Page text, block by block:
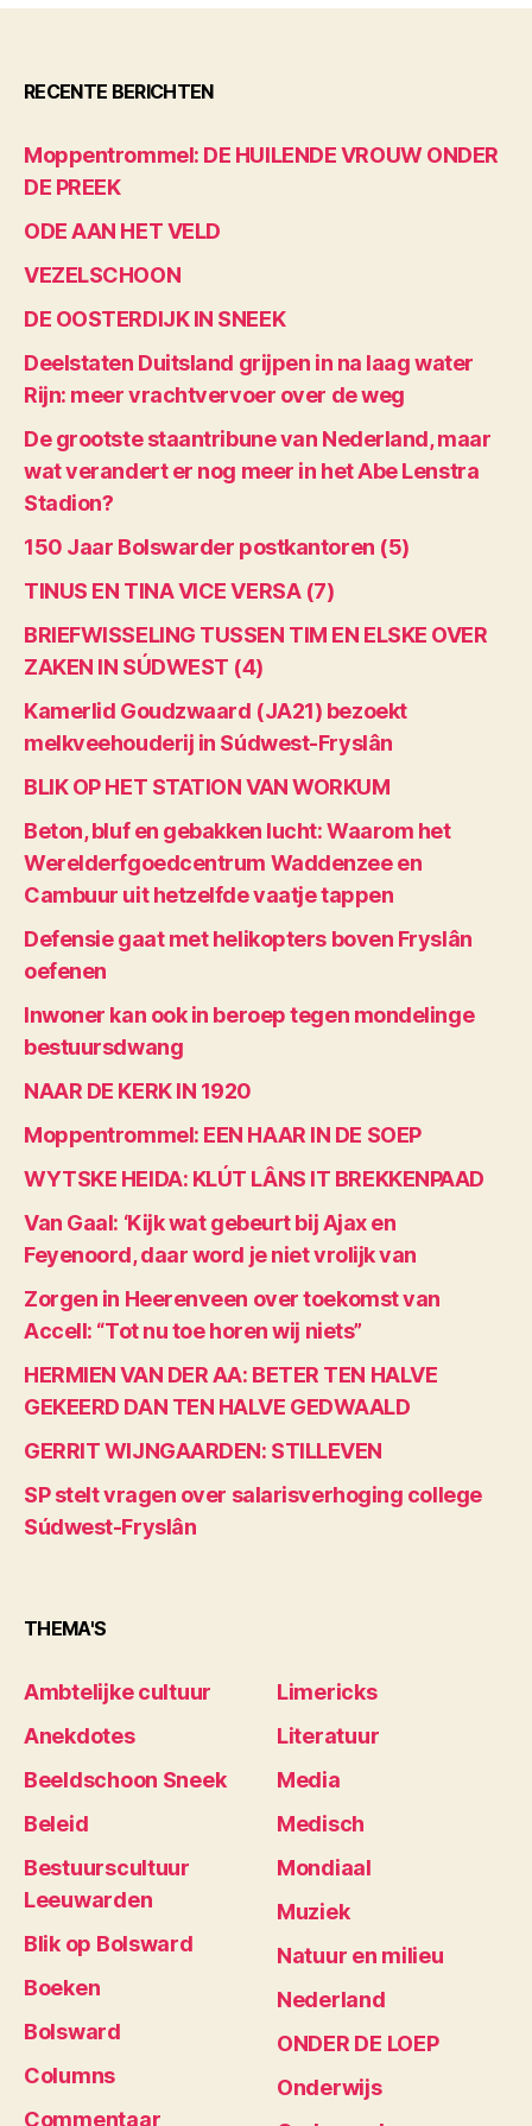
RECENTE BERICHTEN
Moppentrommel: DE HUILENDE VROUW ONDER
DE PREEK
ODE AAN HET VELD
VEZELSCHOON
DE OOSTERDIJK IN SNEEK
Deelstaten Duitsland grijpen in na laag water
Rijn: meer vrachtvervoer over de weg
De grootste staantribune van Nederland, maar
wat verandert er nog meer in het Abe Lenstra
Stadion?
150 Jaar Bolswarder postkantoren (5)
TINUS EN TINA VICE VERSA (7)
BRIEFWISSELING TUSSEN TIM EN ELSKE OVER
ZAKEN IN SÚDWEST (4)
Kamerlid Goudzwaard (JA21) bezoekt
melkveehouderij in Súdwest-Fryslân
BLIK OP HET STATION VAN WORKUM
Beton, bluf en gebakken lucht: Waarom het
Werelderfgoedcentrum Waddenzee en
Cambuur uit hetzelfde vaatje tappen
Defensie gaat met helikopters boven Fryslân
oefenen
Inwoner kan ook in beroep tegen mondelinge
bestuursdwang
NAAR DE KERK IN 1920
Moppentrommel: EEN HAAR IN DE SOEP
WYTSKE HEIDA: KLÚT LÂNS IT BREKKENPAAD
Van Gaal: ‘Kijk wat gebeurt bij Ajax en
Feyenoord, daar word je niet vrolijk van
Zorgen in Heerenveen over toekomst van
Accell: “Tot nu toe horen wij niets”
HERMIEN VAN DER AA: BETER TEN HALVE
GEKEERD DAN TEN HALVE GEDWAALD
GERRIT WIJNGAARDEN: STILLEVEN
SP stelt vragen over salarisverhoging college
Súdwest-Fryslân
THEMA'S
Ambtelijke cultuur
Anekdotes
Beeldschoon Sneek
Beleid
Bestuurscultuur
Leeuwarden
Blik op Bolsward
Boeken
Bolsward
Columns
Commentaar
Limericks
Literatuur
Media
Medisch
Mondiaal
Muziek
Natuur en milieu
Nederland
ONDER DE LOEP
Onderwijs